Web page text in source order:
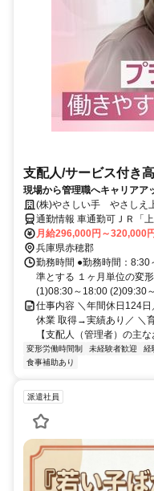
支配人/サービス付き
現場から管理職へキャリアア
(株)やさしい手 やさしえ
通勤情報 車通勤可ＪＲ「
月給296,000円～320,000
兵庫県赤穂郡
勤務時間 ●勤務時間：
準とする １ヶ月単位の変
(1)08:30～18:00 (2)09:30
仕事内容 ＼年間休日124
休業 取得→実績あり／ ＼
【支配人（管理者）の主
変形労働時間制 未経験者歓迎 経
食事補助あり
派遣社員